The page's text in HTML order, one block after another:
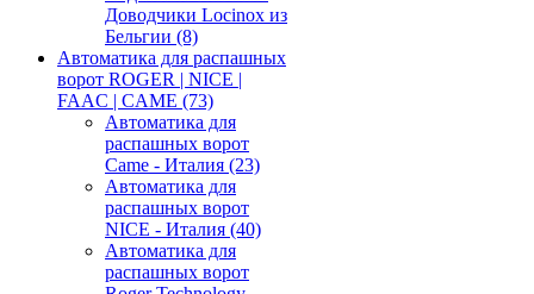
Доводчики Locinox из
Бельгии (8)
Автоматика для распашных
ворот ROGER | NICE |
FAAC | CAME (73)
Автоматика для
распашных ворот
Came - Италия (23)
Автоматика для
распашных ворот
NICE - Италия (40)
Автоматика для
распашных ворот